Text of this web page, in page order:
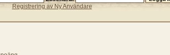
Registrering av Ny Användare